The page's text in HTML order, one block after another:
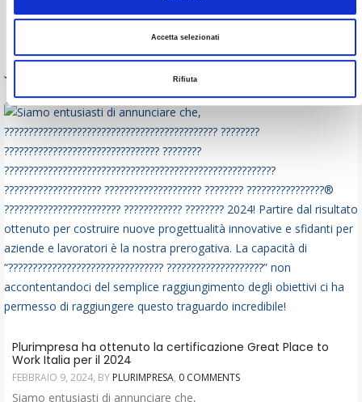
Accetta selezionati
Rifiuta
Plurimpresa ha ottenuto la certificazione Great Place to
Work Italia per il 2024
FEBBRAIO 9, 2024, BY PLURIMPRESA, 0 COMMENTS
Siamo entusiasti di annunciare che,